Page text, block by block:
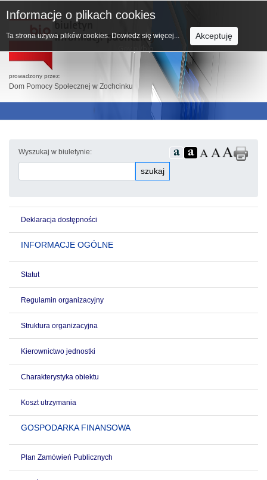
prowadzony przez:
Dom Pomocy Społecznej w Zochcinku
Wyszukaj w biuletynie:
szukaj
Deklaracja dostępności
INFORMACJE OGÓLNE
Statut
Regulamin organizacyjny
Struktura organizacyjna
Kierownictwo jednostki
Charakterystyka obiektu
Koszt utrzymania
GOSPODARKA FINANSOWA
Plan Zamówień Publicznych
Informacje o plikach cookies
Ta strona używa plików cookies. Dowiedz się więcej... Akceptuję